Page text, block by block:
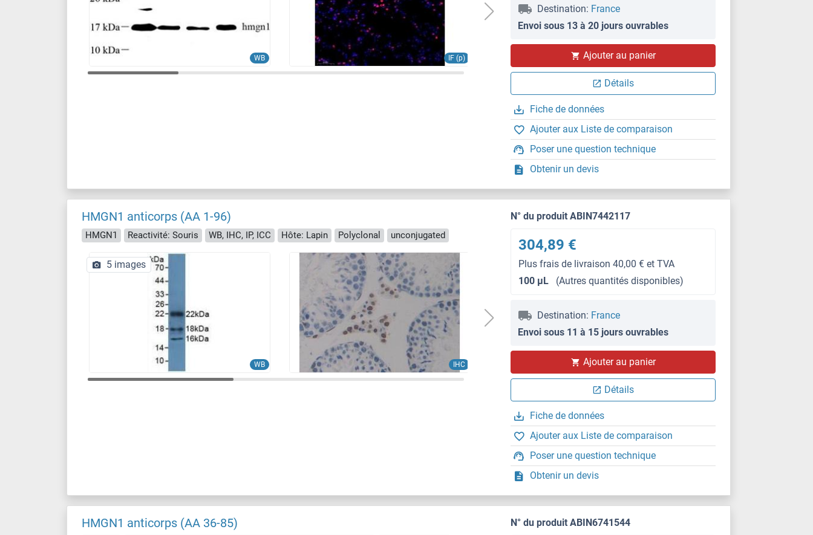
WB IF (p)
IF (p)
Destination: France
Envoi sous 13 à 20 jours ouvrables
Ajouter au panier
Détails
Fiche de données
Ajouter aux Liste de comparaison
Poser une question technique
Obtenir un devis
HMGN1 anticorps (AA 1-96)
HMGN1 Reactivité: Souris WB, IHC, IP, ICC Hôte: Lapin Polyclonal unconjugated
WB IHC
IHC
5 images
N° du produit ABIN7442117
304,89 €
Plus frais de livraison 40,00 € et TVA
100 μL
(Autres quantités disponibles)
Destination: France
Envoi sous 11 à 15 jours ouvrables
Ajouter au panier
Détails
Fiche de données
Ajouter aux Liste de comparaison
Poser une question technique
Obtenir un devis
HMGN1 anticorps (AA 36-85) N° du produit ABIN6741544